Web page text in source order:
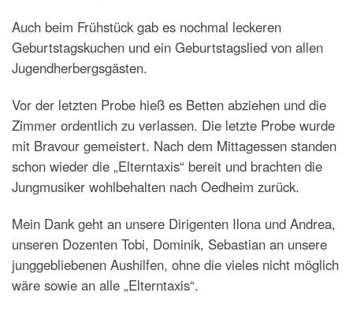
Auch beim Frühstück gab es nochmal leckeren
Geburtstagskuchen und ein Geburtstagslied von allen
Jugendherbergsgästen.
Vor der letzten Probe hieß es Betten abziehen und die
Zimmer ordentlich zu verlassen. Die letzte Probe wurde
mit Bravour gemeistert. Nach dem Mittagessen standen
schon wieder die „Elterntaxis“ bereit und brachten die
Jungmusiker wohlbehalten nach Oedheim zurück.
Mein Dank geht an unsere Dirigenten Ilona und Andrea,
unseren Dozenten Tobi, Dominik, Sebastian an unsere
junggebliebenen Aushilfen, ohne die vieles nicht möglich
wäre sowie an alle „Elterntaxis“.